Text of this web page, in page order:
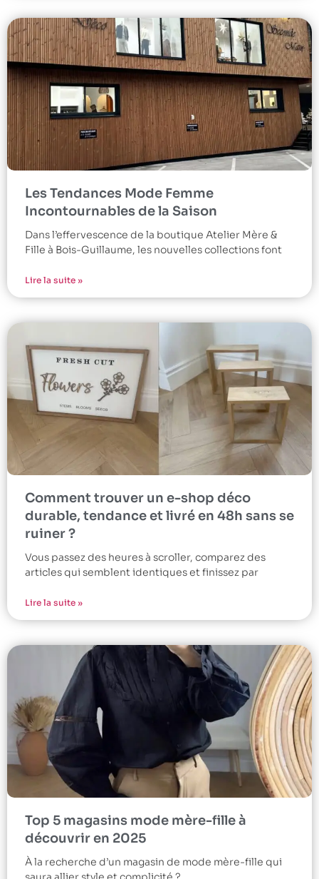
Les Tendances Mode Femme
Incontournables de la Saison
Dans l’effervescence de la boutique Atelier Mère &
Fille à Bois-Guillaume, les nouvelles collections font
Lire la suite »
Comment trouver un e-shop déco
durable, tendance et livré en 48h sans se
ruiner ?
Vous passez des heures à scroller, comparez des
articles qui semblent identiques et finissez par
Lire la suite »
Top 5 magasins mode mère-fille à
découvrir en 2025
À la recherche d’un magasin de mode mère-fille qui